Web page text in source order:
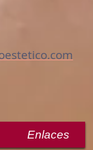
Enlaces